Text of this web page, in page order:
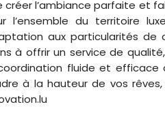
créer l’ambiance parfaite et
l’ensemble du territoire
aux particularités de
à offrir un service de
fluide et
à la hauteur de vos